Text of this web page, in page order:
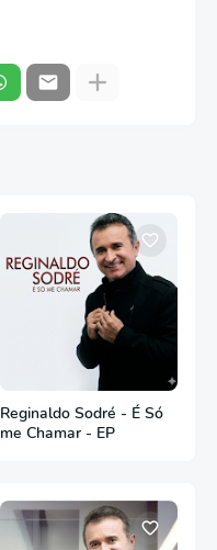
Reginaldo Sodré - É Só
me Chamar - EP